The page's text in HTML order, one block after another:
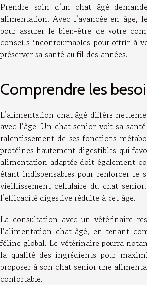
Prendre soin d’un chat âgé
alimentation. Avec l’avancée en âge,
pour assurer le bien-être de votre
conseils incontournables pour offrir à
préserver sa santé au fil des années.
Comprendre les
L’alimentation chat âgé diffère
avec l’âge. Un chat senior voit sa
ralentissement de ses fonctions
protéines hautement digestibles qui
alimentation adaptée doit également
étant indispensables pour renforcer
vieillissement cellulaire du chat
l’efficacité digestive réduite à cet âge.
La consultation avec un vétérinaire
l’alimentation chat âgé, en tenant
féline global. Le vétérinaire pourra
la qualité des ingrédients pour
proposer à son chat senior une
confortable.